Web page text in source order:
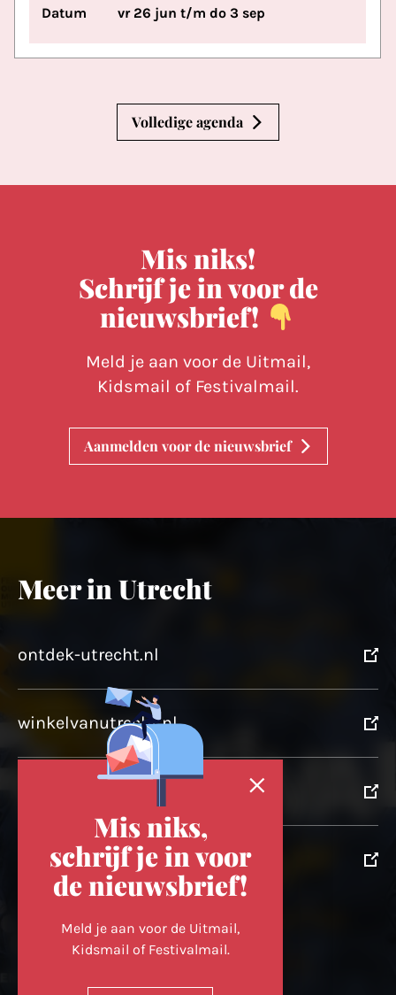
Datum vr 26 jun t/m do 3 sep
Volledige agenda
Mis niks!
Schrijf je in voor de
nieuwsbrief!
Meld je aan voor de Uitmail,
Kidsmail of Festivalmail.
Aanmelden voor de nieuwsbrief
Meer in Utrecht
ontdek-utrecht.nl
winkelvanutrecht.nl
utrechtpartners.nl
Volg ons op
Mis niks,
schrijf je in voor
de nieuwsbrief!
Meld je aan voor de Uitmail,
Kidsmail of Festivalmail.